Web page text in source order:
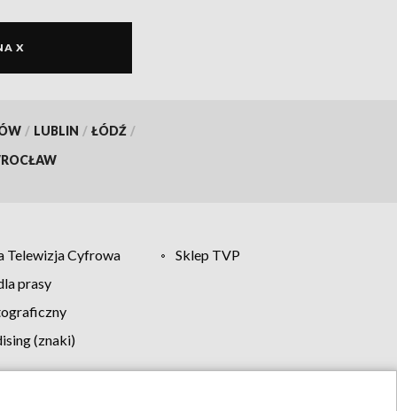
X
/ LUBLIN / ŁÓDŹ /
Telewizja Cyfrowa
Sklep TVP
prasy
(znaki)